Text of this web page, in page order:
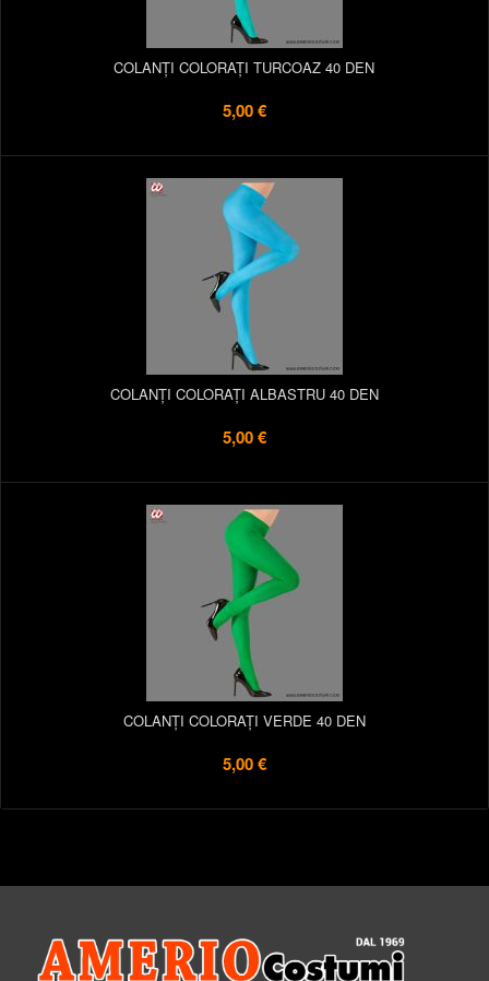
COLANȚI COLORAȚI TURCOAZ 40 DEN
5,00 €
COLANȚI COLORAȚI ALBASTRU 40 DEN
5,00 €
COLANȚI COLORAȚI VERDE 40 DEN
5,00 €